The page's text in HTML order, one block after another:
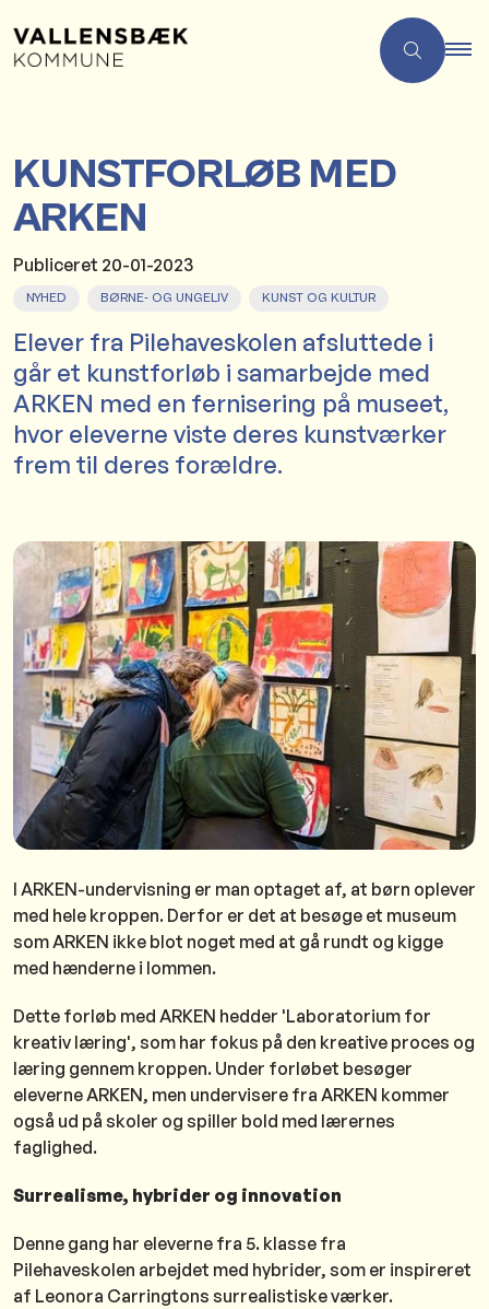
KUNSTFORLØB MED
ARKEN
Publiceret 20-01-2023
NYHED BØRNE- OG UNGELIV KUNST OG KULTUR
Elever fra Pilehaveskolen afsluttede i
går et kunstforløb i samarbejde med
ARKEN med en fernisering på museet,
hvor eleverne viste deres kunstværker
frem til deres forældre.
I ARKEN-undervisning er man optaget af, at børn oplever
med hele kroppen. Derfor er det at besøge et museum
som ARKEN ikke blot noget med at gå rundt og kigge
med hænderne i lommen.
Dette forløb med ARKEN hedder 'Laboratorium for
kreativ læring', som har fokus på den kreative proces og
læring gennem kroppen. Under forløbet besøger
eleverne ARKEN, men undervisere fra ARKEN kommer
også ud på skoler og spiller bold med lærernes
faglighed.
Surrealisme, hybrider og innovation
Denne gang har eleverne fra 5. klasse fra
Pilehaveskolen arbejdet med hybrider, som er inspireret
af Leonora Carringtons surrealistiske værker.